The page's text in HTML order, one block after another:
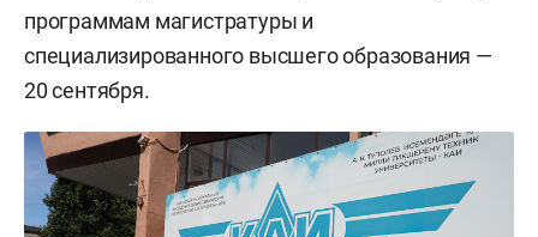
программам магистратуры и
специализированного высшего образования —
20 сентября.